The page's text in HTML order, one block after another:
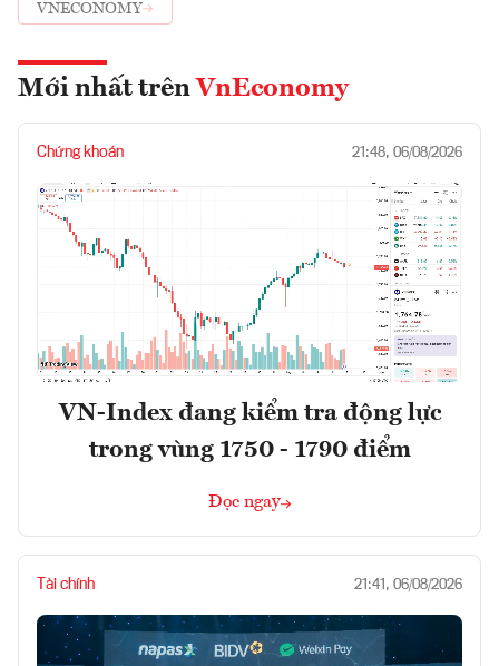
VNECONOMY
Mới nhất trên VnEconomy
Chứng khoán 21:48, 06/08/2026
VN-Index đang kiểm tra động lực
trong vùng 1750 - 1790 điểm
Đọc ngay
Tài chính 21:41, 06/08/2026